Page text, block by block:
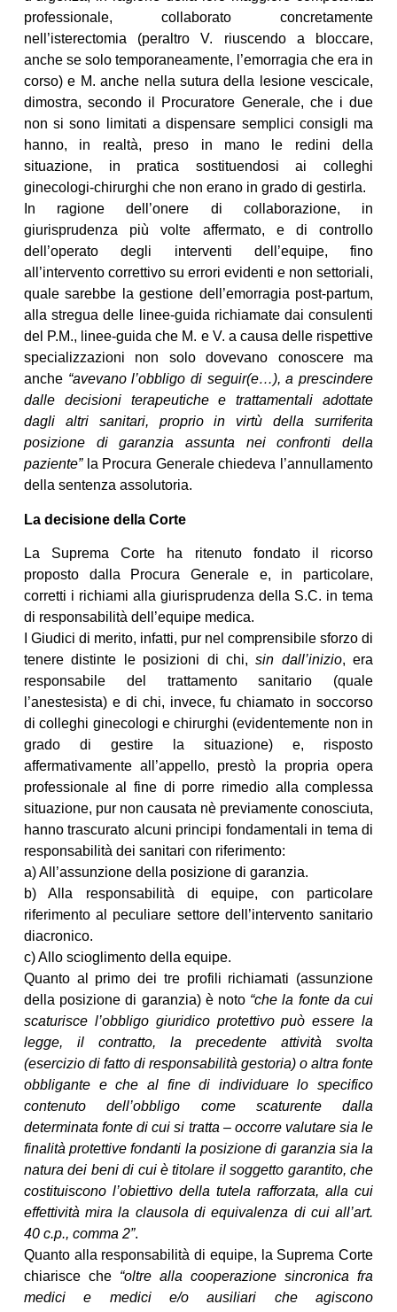
professionale, collaborato concretamente
nell’isterectomia (peraltro V. riuscendo a bloccare,
anche se solo temporaneamente, l’emorragia che era in
corso) e M. anche nella sutura della lesione vescicale,
dimostra, secondo il Procuratore Generale, che i due
non si sono limitati a dispensare semplici consigli ma
hanno, in realtà, preso in mano le redini della
situazione, in pratica sostituendosi ai colleghi
ginecologi-chirurghi che non erano in grado di gestirla.
In ragione dell’onere di collaborazione, in
giurisprudenza più volte affermato, e di controllo
dell’operato degli interventi dell’equipe, fino
all’intervento correttivo su errori evidenti e non settoriali,
quale sarebbe la gestione dell’emorragia post-partum,
alla stregua delle linee-guida richiamate dai consulenti
del P.M., linee-guida che M. e V. a causa delle rispettive
specializzazioni non solo dovevano conoscere ma
anche “avevano l’obbligo di seguir(e…), a prescindere
dalle decisioni terapeutiche e trattamentali adottate
dagli altri sanitari, proprio in virtù della surriferita
posizione di garanzia assunta nei confronti della
paziente”la Procura Generale chiedeva l’annullamento
della sentenza assolutoria.
La decisione della Corte
La Suprema Corte ha ritenuto fondato il ricorso
proposto dalla Procura Generale e, in particolare,
corretti i richiami alla giurisprudenza della S.C. in tema
di responsabilità dell’equipe medica.
I Giudici di merito, infatti, pur nel comprensibile sforzo di
tenere distinte le posizioni di chi,sin dall’inizio, era
responsabile del trattamento sanitario (quale
l’anestesista) e di chi, invece, fu chiamato in soccorso
di colleghi ginecologi e chirurghi (evidentemente non in
grado di gestire la situazione) e, risposto
affermativamente all’appello, prestò la propria opera
professionale al fine di porre rimedio alla complessa
situazione, pur non causata nè previamente conosciuta,
hanno trascurato alcuni principi fondamentali in tema di
responsabilità dei sanitari con riferimento:
a) All’assunzione della posizione di garanzia.
b) Alla responsabilità di equipe, con particolare
riferimento al peculiare settore dell’intervento sanitario
diacronico.
c) Allo scioglimento della equipe.
Quanto al primo dei tre profili richiamati (assunzione
della posizione di garanzia) è noto “che la fonte da cui
scaturisce l’obbligo giuridico protettivo può essere la
legge, il contratto, la precedente attività svolta
(esercizio di fatto di responsabilità gestoria) o altra fonte
obbligante e che al fine di individuare lo specifico
contenuto dell’obbligo come scaturente dalla
determinata fonte di cui si tratta – occorre valutare sia le
finalità protettive fondanti la posizione di garanzia sia la
natura dei beni di cui è titolare il soggetto garantito, che
costituiscono l’obiettivo della tutela rafforzata, alla cui
effettività mira la clausola di equivalenza di cui all’art.
40 c.p., comma 2”.
Quanto alla responsabilità di equipe, la Suprema Corte
chiarisce che “oltre alla cooperazione sincronica fra
medici e medici e/o ausiliari che agiscono